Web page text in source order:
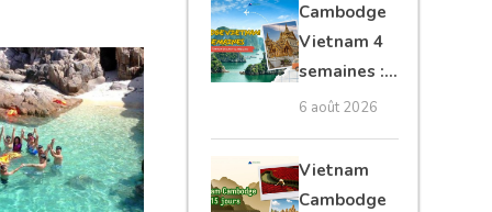
Cambodge
Vietnam 4
semaines :
Angkor,
secret &
Mékong
6 août 2026
Vietnam
Cambodge